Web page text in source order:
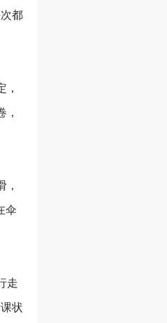
都
，
，
，
伞
走
状